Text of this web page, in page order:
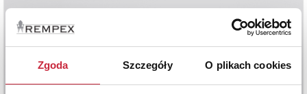
Zgoda Szczegóły O plikach cookies